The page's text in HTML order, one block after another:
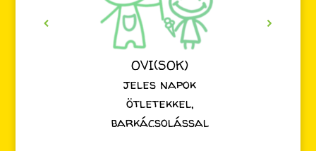
OVI(SOK)
jeles napok
ötletekkel,
barkácsolással